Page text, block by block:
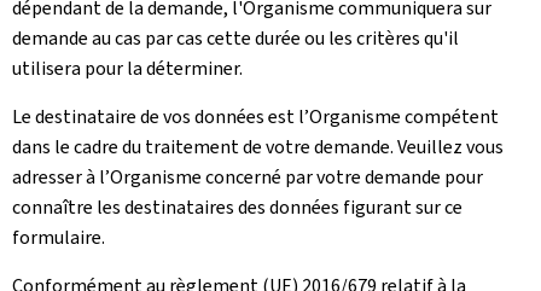
dépendant de la demande, l'Organisme communiquera sur
demande au cas par cas cette durée ou les critères qu'il
utilisera pour la déterminer.
Le destinataire de vos données est l’Organisme compétent
dans le cadre du traitement de votre demande. Veuillez vous
adresser à l’Organisme concerné par votre demande pour
connaître les destinataires des données figurant sur ce
formulaire.
Conformément au règlement (UE) 2016/679 relatif à la